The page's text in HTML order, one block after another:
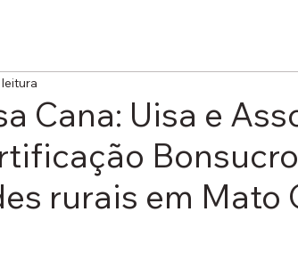
Cana: Uisa e
rurais em Mato